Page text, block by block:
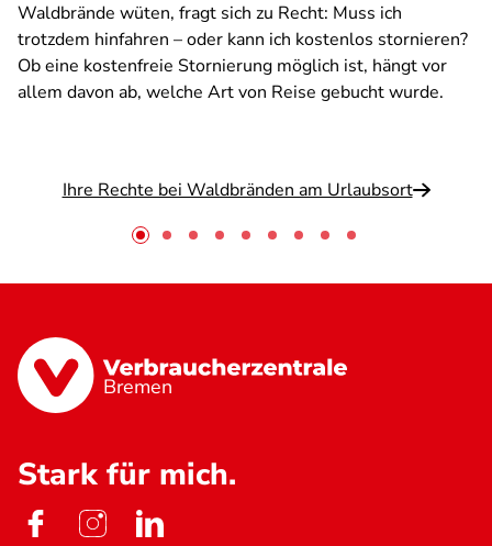
Waldbrände wüten, fragt sich zu Recht: Muss ich
trotzdem hinfahren – oder kann ich kostenlos stornieren?
Ob eine kostenfreie Stornierung möglich ist, hängt vor
allem davon ab, welche Art von Reise gebucht wurde.
Ihre Rechte bei Waldbränden am Urlaubsort
Bremen
Stark für mich.